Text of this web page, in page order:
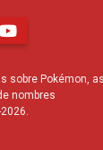
sobre Pokémon,
nombres